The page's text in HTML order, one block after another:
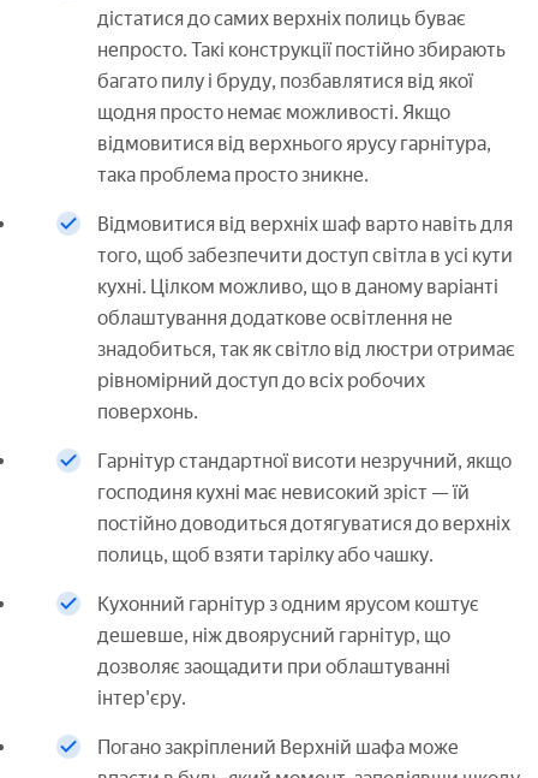
дістатися до самих верхніх полиць буває
непросто. Такі конструкції постійно збирають
багато пилу і бруду, позбавлятися від якої
щодня просто немає можливості. Якщо
відмовитися від верхнього ярусу гарнітура,
така проблема просто зникне.
Відмовитися від верхніх шаф варто навіть для
того, щоб забезпечити доступ світла в усі кути
кухні. Цілком можливо, що в даному варіанті
облаштування додаткове освітлення не
знадобиться, так як світло від люстри отримає
рівномірний доступ до всіх робочих
поверхонь.
Гарнітур стандартної висоти незручний, якщо
господиня кухні має невисокий зріст — їй
постійно доводиться дотягуватися до верхніх
полиць, щоб взяти тарілку або чашку.
Кухонний гарнітур з одним ярусом коштує
дешевше, ніж двоярусний гарнітур, що
дозволяє заощадити при облаштуванні
інтер'єру.
Погано закріплений Верхній шафа може